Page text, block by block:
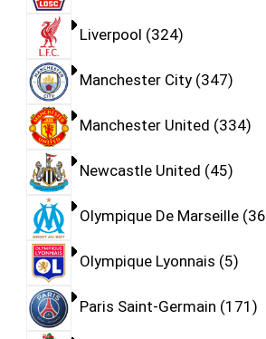
Liverpool 324
Manchester City 347
Manchester United 334
Newcastle United 45
Olympique De Marseille 36
Olympique Lyonnais 5
Paris Saint-Germain 171